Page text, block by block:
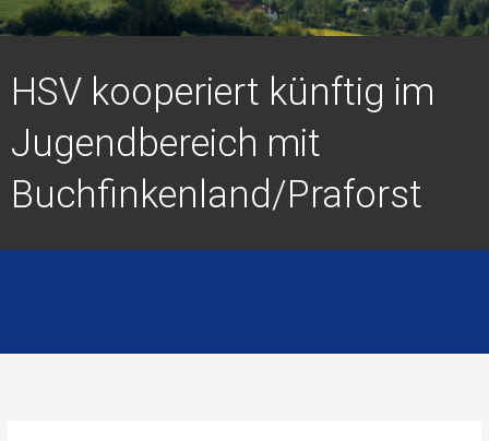
HSV kooperiert künftig im
Jugendbereich mit
Buchfinkenland/Praforst